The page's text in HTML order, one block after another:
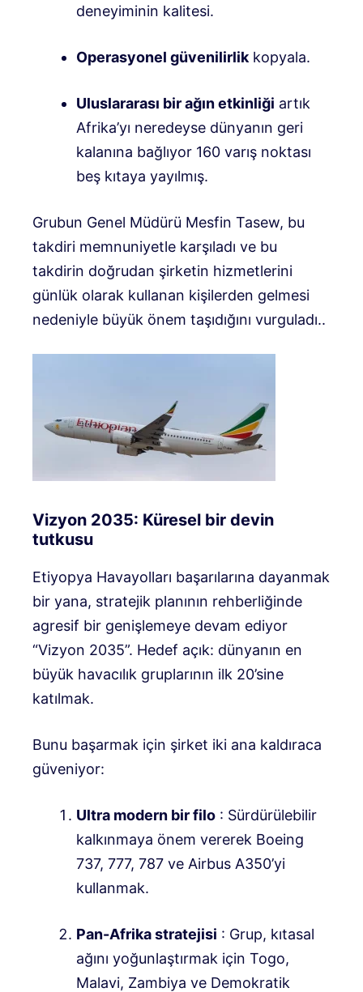
deneyiminin kalitesi.
Operasyonel güvenilirlik kopyala.
Uluslararası bir ağın etkinliği artık
Afrika’yı neredeyse dünyanın geri
kalanına bağlıyor 160 varış noktası
beş kıtaya yayılmış.
Grubun Genel Müdürü Mesfin Tasew, bu
takdiri memnuniyetle karşıladı ve bu
takdirin doğrudan şirketin hizmetlerini
günlük olarak kullanan kişilerden gelmesi
nedeniyle büyük önem taşıdığını vurguladı..
Vizyon 2035: Küresel bir devin
tutkusu
Etiyopya Havayolları başarılarına dayanmak
bir yana, stratejik planının rehberliğinde
agresif bir genişlemeye devam ediyor
“Vizyon 2035”. Hedef açık: dünyanın en
büyük havacılık gruplarının ilk 20’sine
katılmak.
Bunu başarmak için şirket iki ana kaldıraca
güveniyor:
Ultra modern bir filo : Sürdürülebilir
kalkınmaya önem vererek Boeing
737, 777, 787 ve Airbus A350’yi
kullanmak.
Pan-Afrika stratejisi : Grup, kıtasal
ağını yoğunlaştırmak için Togo,
Malavi, Zambiya ve Demokratik